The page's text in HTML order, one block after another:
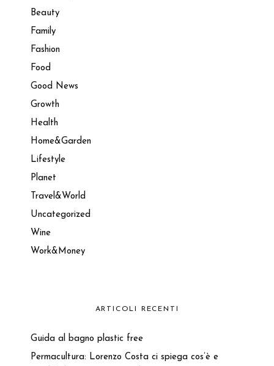
Beauty
Family
Fashion
Food
Good News
Growth
Health
Home&Garden
Lifestyle
Planet
Travel&World
Uncategorized
Wine
Work&Money
ARTICOLI RECENTI
Guida al bagno plastic free
Permacultura: Lorenzo Costa ci spiega cos’è e